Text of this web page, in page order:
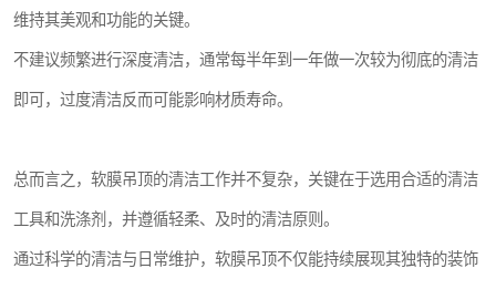
维持其美观和功能的关键。
不建议频繁进行深度清洁，通常每半年到一年做一次较为彻底的清洁
即可，过度清洁反而可能影响材质寿命。
总而言之，软膜吊顶的清洁工作并不复杂，关键在于选用合适的清洁
工具和洗涤剂，并遵循轻柔、及时的清洁原则。
通过科学的清洁与日常维护，软膜吊顶不仅能持续展现其独特的装饰